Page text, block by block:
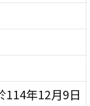
114年12月9日